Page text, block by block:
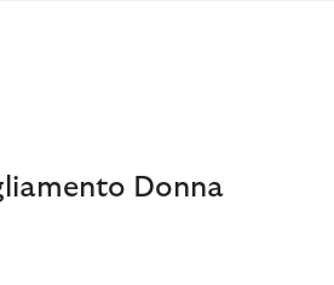
Dichiarazione di Accessibilità
Donna